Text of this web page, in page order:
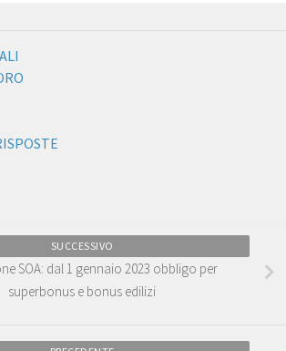
SUCCESSIVO
SOA: dal 1 gennaio 2023 obbligo per
superbonus e bonus edilizi